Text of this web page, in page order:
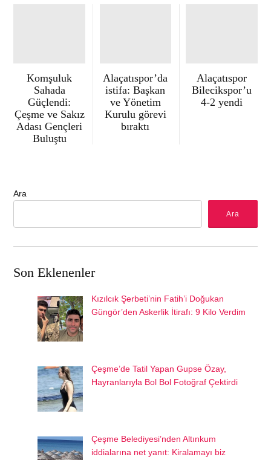
Komşuluk
Sahada
Güçlendi:
Çeşme ve Sakız
Adası Gençleri
Buluştu
Alaçatıspor’da
istifa: Başkan
ve Yönetim
Kurulu görevi
bıraktı
Alaçatıspor
Bilecikspor’u
4-2 yendi
Ara
Ara
Son Eklenenler
Kızılcık Şerbeti’nin Fatih’i Doğukan
Güngör’den Askerlik İtirafı: 9 Kilo Verdim
Çeşme’de Tatil Yapan Gupse Özay,
Hayranlarıyla Bol Bol Fotoğraf Çektirdi
Çeşme Belediyesi’nden Altınkum
iddialarına net yanıt: Kiralamayı biz